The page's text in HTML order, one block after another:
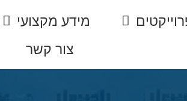
מידע מקצועי
צור קשר